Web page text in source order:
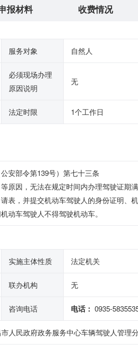
报材料 收费情况
服务对象 自然人
必须现场办理
原因说明
无
法定时限 1个工作日
安部令第139号）第七十三条
原因，无法在规定时间内办理驾驶证
表，并提交机动车驾驶人的身份证明、
动车驾驶人不得驾驶机动车。
实施主体性质 法定机关
联办机构 无
咨询电话 电话： 0935-
人民政府政务服务中心车辆驾驶人管理